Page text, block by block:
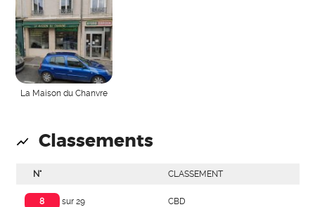
La Maison du Chanvre
Classements
N° CLASSEMENT
8 sur 29 CBD